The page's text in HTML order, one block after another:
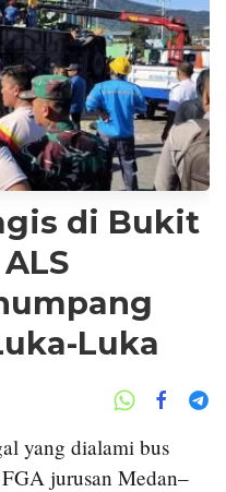
di Bukit
Luka
yang dialami bus
jurusan Medan–